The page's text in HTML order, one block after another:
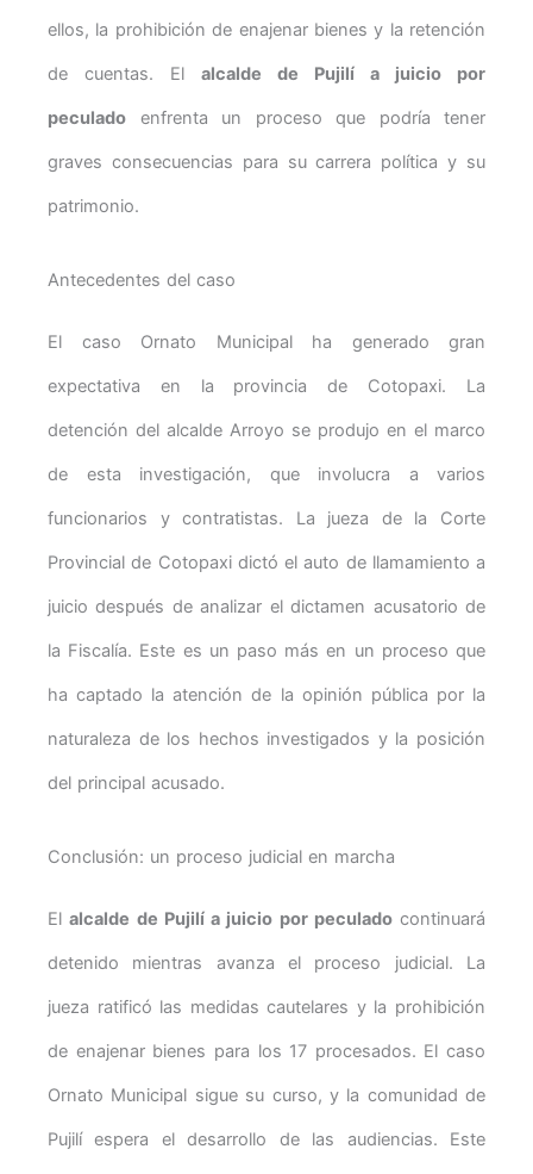
ellos, la prohibición de enajenar bienes y la retención
de cuentas. El alcalde de Pujilí a juicio por
peculado enfrenta un proceso que podría tener
graves consecuencias para su carrera política y su
patrimonio.
Antecedentes del caso
El caso Ornato Municipal ha generado gran
expectativa en la provincia de Cotopaxi. La
detención del alcalde Arroyo se produjo en el marco
de esta investigación, que involucra a varios
funcionarios y contratistas. La jueza de la Corte
Provincial de Cotopaxi dictó el auto de llamamiento a
juicio después de analizar el dictamen acusatorio de
la Fiscalía. Este es un paso más en un proceso que
ha captado la atención de la opinión pública por la
naturaleza de los hechos investigados y la posición
del principal acusado.
Conclusión: un proceso judicial en marcha
Elalcalde de Pujilí a juicio por peculadocontinuará
detenido mientras avanza el proceso judicial. La
jueza ratificó las medidas cautelares y la prohibición
de enajenar bienes para los 17 procesados. El caso
Ornato Municipal sigue su curso, y la comunidad de
Pujilí espera el desarrollo de las audiencias. Este